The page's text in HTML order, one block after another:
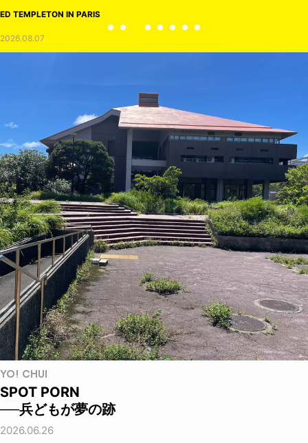
ED TEMPLETON IN PARIS
2026.08.07
YO! CHUI
SPOT PORN
──兵どもが夢の跡
2026.06.26